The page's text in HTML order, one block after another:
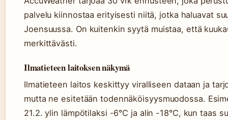
palvelu kiinnostaa erityisesti niitä, jotka haluavat
Joensuussa. On kuitenkin syytä muistaa, että
merkittävästi.
Ilmatieteen laitoksen näkymä
Ilmatieteen laitos keskittyy viralliseen dataan ja
mutta ne esitetään todennäköisyysmuodossa.
21.2. ylin lämpötilaksi -6°C ja alin -18°C, kun taas